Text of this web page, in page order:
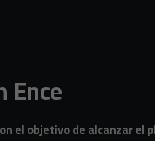
el objetivo de alcanzar el